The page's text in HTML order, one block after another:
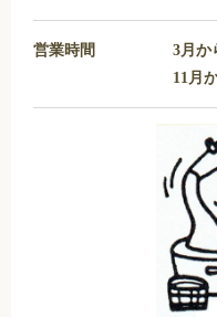
営業時間
3月か
11月